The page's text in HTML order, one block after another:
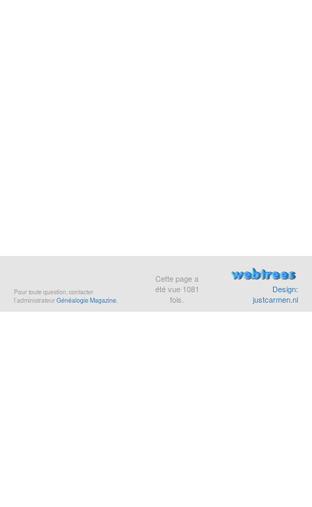
Pour toute question, contacter
l’administrateurGénéalogie Magazine.
Cette page a
été vue 1081
fois.
Design:
justcarmen.nl